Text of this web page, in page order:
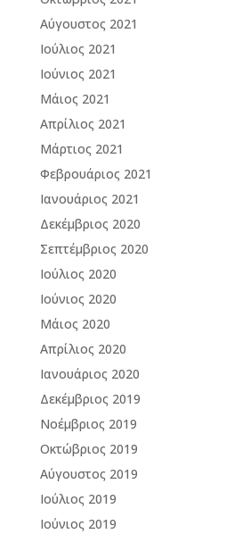
Αύγουστος 2021
Ιούλιος 2021
Ιούνιος 2021
Μάιος 2021
Απρίλιος 2021
Μάρτιος 2021
Φεβρουάριος 2021
Ιανουάριος 2021
Δεκέμβριος 2020
Σεπτέμβριος 2020
Ιούλιος 2020
Ιούνιος 2020
Μάιος 2020
Απρίλιος 2020
Ιανουάριος 2020
Δεκέμβριος 2019
Νοέμβριος 2019
Οκτώβριος 2019
Αύγουστος 2019
Ιούλιος 2019
Ιούνιος 2019